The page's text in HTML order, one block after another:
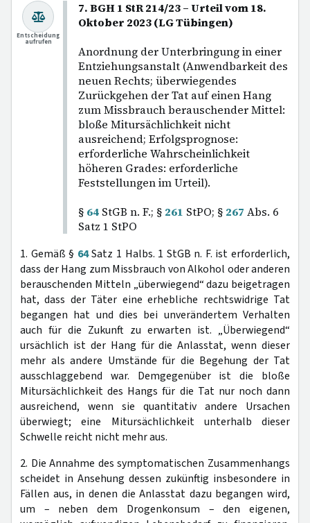
7. BGH 1 StR 214/23 – Urteil vom 18.
Oktober 2023 (LG Tübingen)
Anordnung der Unterbringung in einer
Entziehungsanstalt (Anwendbarkeit des
neuen Rechts; überwiegendes
Zurückgehen der Tat auf einen Hang
zum Missbrauch berauschender Mittel:
bloße Mitursächlichkeit nicht
ausreichend; Erfolgsprognose:
erforderliche Wahrscheinlichkeit
höheren Grades: erforderliche
Feststellungen im Urteil).
§ 64 StGB n. F.; § 261 StPO; § 267 Abs. 6
Satz 1 StPO
Entscheidung
aufrufen
1. Gemäß § 64Satz 1 Halbs. 1 StGB n. F. ist erforderlich,
dass der Hang zum Missbrauch von Alkohol oder anderen
berauschenden Mitteln „überwiegend“ dazu beigetragen
hat, dass der Täter eine erhebliche rechtswidrige Tat
begangen hat und dies bei unverändertem Verhalten
auch für die Zukunft zu erwarten ist. „Überwiegend“
ursächlich ist der Hang für die Anlasstat, wenn dieser
mehr als andere Umstände für die Begehung der Tat
ausschlaggebend war. Demgegenüber ist die bloße
Mitursächlichkeit des Hangs für die Tat nur noch dann
ausreichend, wenn sie quantitativ andere Ursachen
überwiegt; eine Mitursächlichkeit unterhalb dieser
Schwelle reicht nicht mehr aus.
2. Die Annahme des symptomatischen Zusammenhangs
scheidet in Ansehung dessen zukünftig insbesondere in
Fällen aus, in denen die Anlasstat dazu begangen wird,
um – neben dem Drogenkonsum – den eigenen,